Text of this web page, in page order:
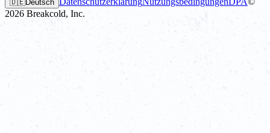
🇩🇪Deutsch
2026 Breakcold, Inc.